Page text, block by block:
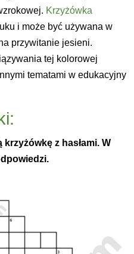
Krzyżówka
i może być używana w
przywitanie jesieni.
tej kolorowej
tematami w edukacyjny
z hasłami. W